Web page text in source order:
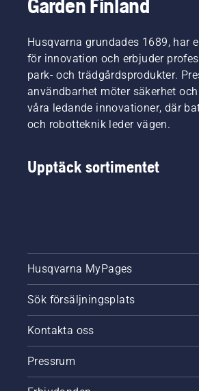
Garden Finland
Husqvarna grundades 1689, har
för innovation och erbjuder
park- och trädgårdsprodukter.
användbarhet möter säkerhet
våra ledande innovationer, där
och robotteknik leder vägen.
Upptäck sortimentet
Husqvarna MyPages
Sök försäljningsplats
Kontakta oss
Pressrum